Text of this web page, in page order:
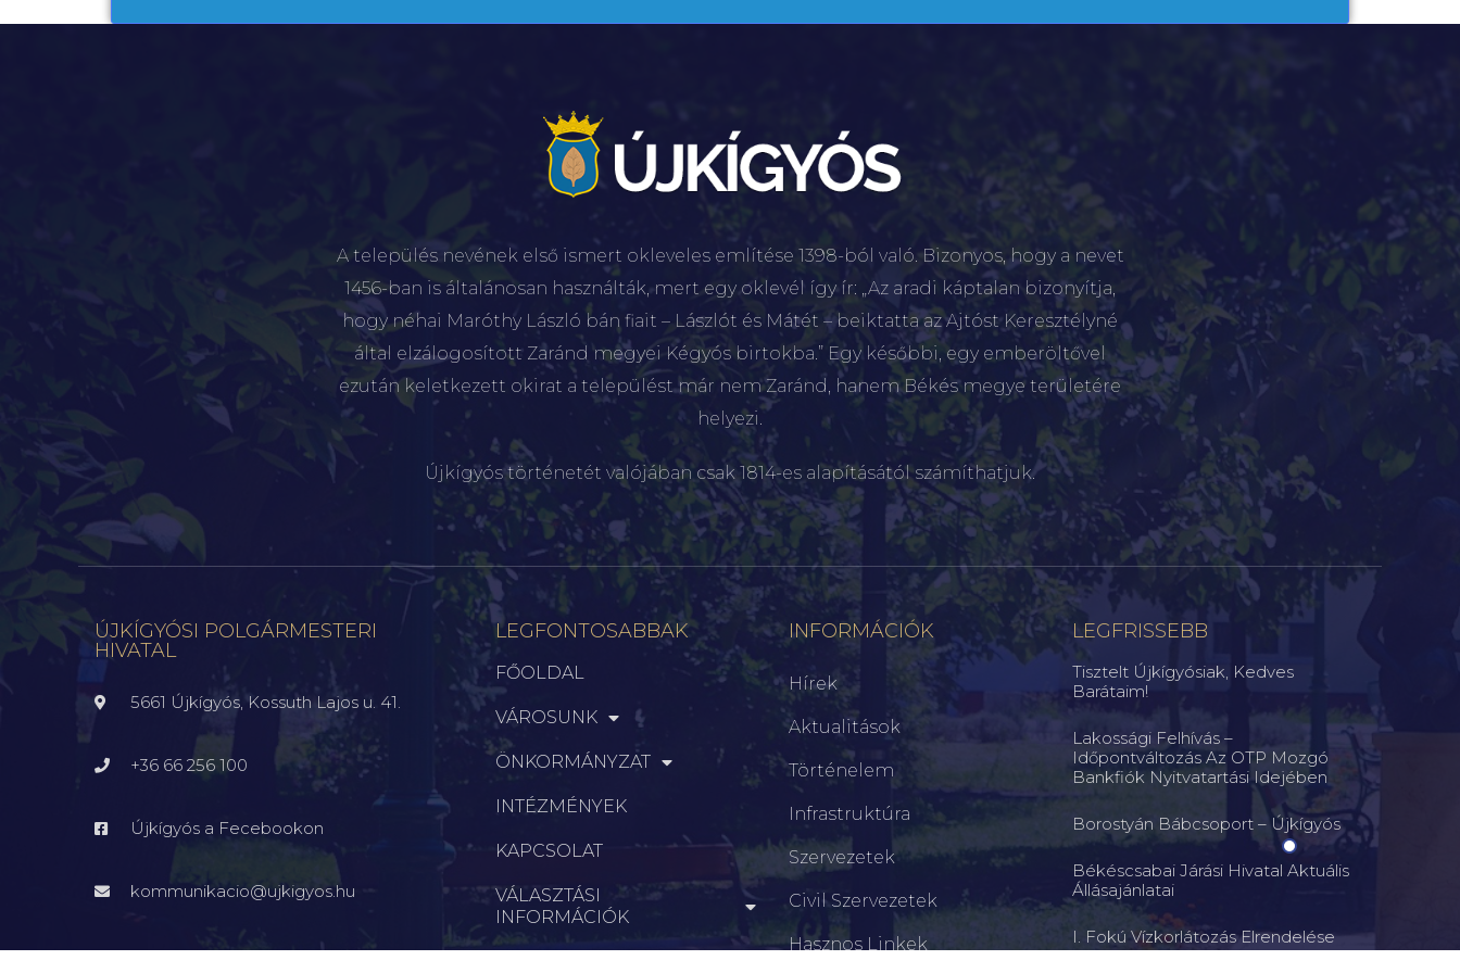
A település nevének első ismert okleveles említése 1398-ból való. Bizonyos, hogy a nevet
1456-ban is általánosan használták, mert egy oklevél így ír: „Az aradi káptalan bizonyítja,
hogy néhai Maróthy László bán fiait – Lászlót és Mátét – beiktatta az Ajtóst Keresztélyné
által elzálogosított Zaránd megyei Kégyós birtokba.” Egy későbbi, egy emberöltővel
ezután keletkezett okirat a települést már nem Zaránd, hanem Békés megye területére
helyezi.
Újkígyós történetét valójában csak 1814-es alapításától számíthatjuk.
ÚJKÍGYÓSI POLGÁRMESTERI
HIVATAL
5661 Újkígyós, Kossuth Lajos u. 41.
+36 66 256 100
Újkígyós a Fecebookon
kommunikacio@ujkigyos.hu
LEGFONTOSABBAK
FŐOLDAL
VÁROSUNK
ÖNKORMÁNYZAT
INTÉZMÉNYEK
KAPCSOLAT
VÁLASZTÁSI
INFORMÁCIÓK
INFORMÁCIÓK
Hírek
Aktualitások
Történelem
Infrastruktúra
Szervezetek
Civil Szervezetek
Hasznos Linkek
LEGFRISSEBB
Tisztelt Újkígyósiak, Kedves
Barátaim!
Lakossági Felhívás –
Időpontváltozás Az OTP Mozgó
Bankfiók Nyitvatartási Idejében
Borostyán Bábcsoport – Újkígyós
Békéscsabai Járási Hivatal Aktuális
Állásajánlatai
I. Fokú Vízkorlátozás Elrendelése